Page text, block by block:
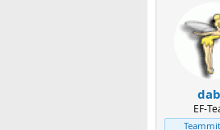
EF-